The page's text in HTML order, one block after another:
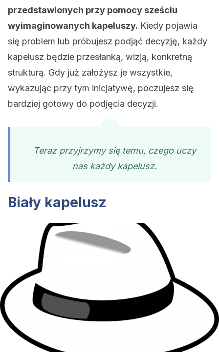
przedstawionych przy pomocy sześciu
wyimaginowanych kapeluszy. Kiedy pojawia
się problem lub próbujesz podjąć decyzję, każdy
kapelusz będzie przesłanką, wizją, konkretną
strukturą. Gdy już założysz je wszystkie,
wykazując przy tym inicjatywę, poczujesz się
bardziej gotowy do podjęcia decyzji.
Teraz przyjrzymy się temu, czego uczy
nas każdy kapelusz.
Biały kapelusz